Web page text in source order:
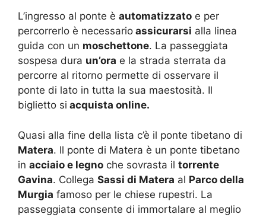
L’ingresso al ponte è automatizzato e per
percorrerlo è necessario assicurarsi alla linea
guida con un moschettone. La passeggiata
sospesa dura un’ora e la strada sterrata da
percorre al ritorno permette di osservare il
ponte di lato in tutta la sua maestosità. Il
biglietto si acquista online.
Quasi alla fine della lista c’è il ponte tibetano di
Matera. Il ponte di Matera è un ponte tibetano
in acciaio e legno che sovrasta il torrente
Gavina. Collega Sassi di Matera al Parco della
Murgia famoso per le chiese rupestri. La
passeggiata consente di immortalare al meglio